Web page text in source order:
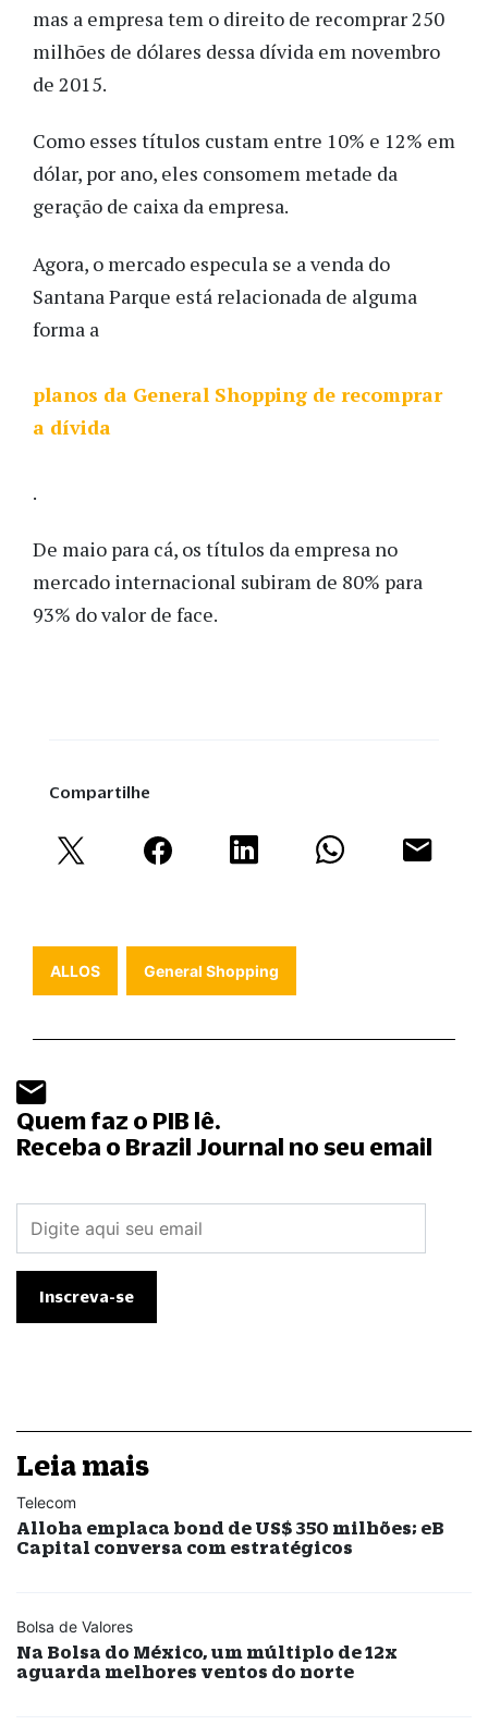
mas a empresa tem o direito de recomprar 250
milhões de dólares dessa dívida em novembro
de 2015.
Como esses títulos custam entre 10% e 12% em
dólar, por ano, eles consomem metade da
geração de caixa da empresa.
Agora, o mercado especula se a venda do
Santana Parque está relacionada de alguma
forma a
planos da General Shopping de recomprar
a dívida
.
De maio para cá, os títulos da empresa no
mercado internacional subiram de 80% para
93% do valor de face.
Compartilhe
ALLOS General Shopping
Quem faz o PIB lê.
Receba o Brazil Journal no seu email
Leia mais
Telecom
Alloha emplaca bond de US$ 350 milhões; eB
Capital conversa com estratégicos
Bolsa de Valores
Na Bolsa do México, um múltiplo de 12x
aguarda melhores ventos do norte